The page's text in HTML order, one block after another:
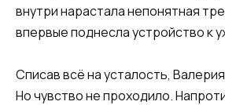
внутри нарастала непонятная
впервые поднесла устройство к
Списав всё на усталость,
Но чувство не проходило.